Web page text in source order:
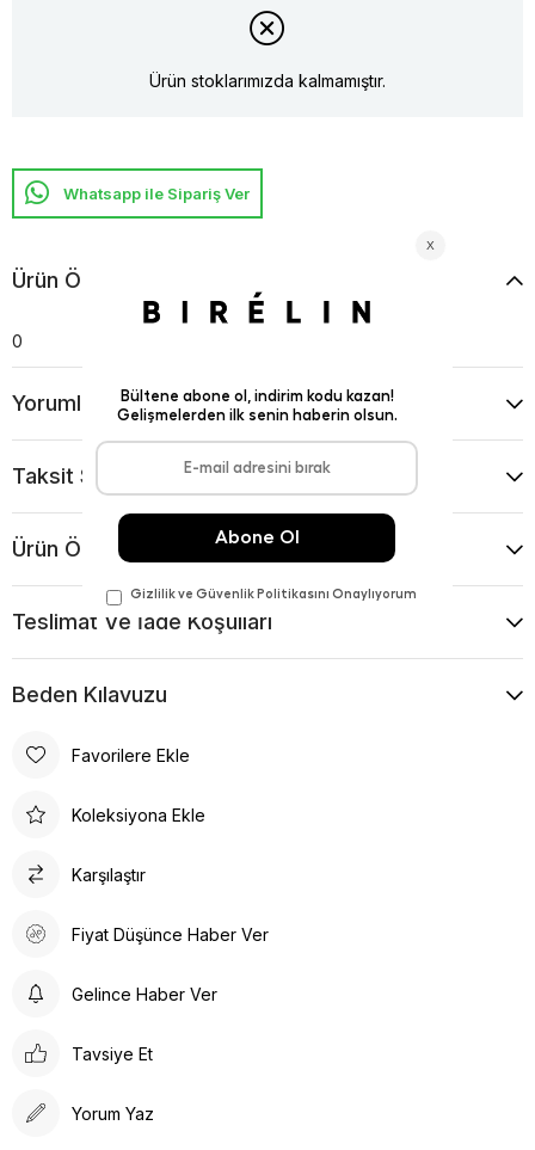
Ürün stoklarımızda kalmamıştır.
Whatsapp ile Sipariş Ver
Ürün Özellikleri
0
Yorumlar (0)
Taksit Seçenekleri
Ürün Önerileri
Teslimat Ve İade Koşulları
Beden Kılavuzu
Favorilere Ekle
Koleksiyona Ekle
Karşılaştır
Fiyat Düşünce Haber Ver
Gelince Haber Ver
Tavsiye Et
Yorum Yaz